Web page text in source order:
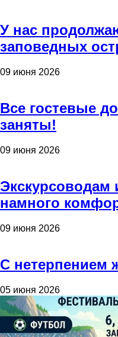
У нас
заповедных
09 июня 2026
Все гостевые
заняты!
09 июня 2026
Экскурсоводам
намного
09 июня 2026
С нетерпением
05 июня 2026